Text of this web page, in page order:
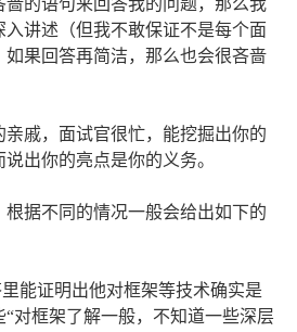
啬的语句来回答我的问题，那么我
讲述（但我不敢保证不是每个面
果回答再简洁，那么也会很吝啬
戚，面试官很忙，能挖掘出你的
出你的亮点是你的义务。
据不同的情况一般会给出如下的
能证明出他对框架等技术确实是
对框架了解一般，不知道一些深层